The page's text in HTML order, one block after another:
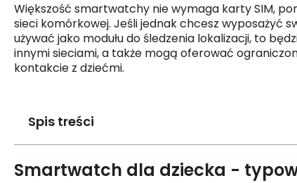
Większość smartwatchy nie wymaga karty SIM,
sieci komórkowej. Jeśli jednak chcesz wyposażyć
używać jako modułu do śledzenia lokalizacji, to
innymi sieciami, a także mogą oferować
kontakcie z dziećmi.
Spis treści
Smartwatch dla dziecka -